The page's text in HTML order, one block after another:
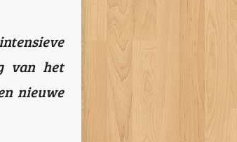
van het
nieuwe